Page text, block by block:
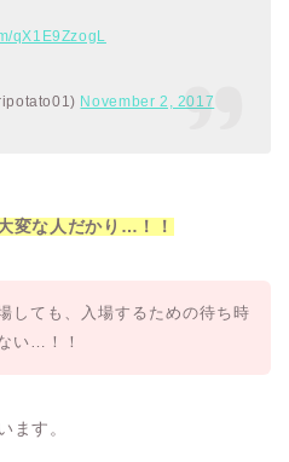
qX1E9ZzogL
November 2, 2017
変な人だかり…！！
しても、入場するための待ち時
い…！！
ます。